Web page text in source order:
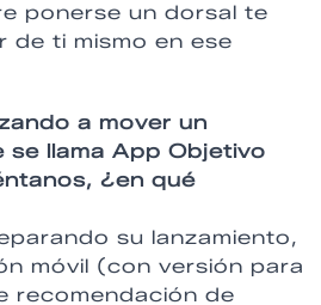
ponerse un dorsal te
de ti mismo en ese
a mover un
se llama App Objetivo
¿en qué
su lanzamiento,
móvil (con versión para
recomendación de